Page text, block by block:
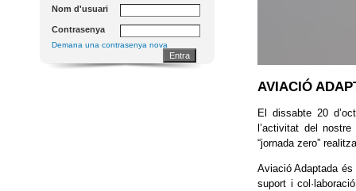
AVIACIÓ
El dissabte 20
l’activitat del
“jornada zero”
Aviació Adaptada és
suport i
Nom d'usuari
Contrasenya
Demana una contrasenya nova